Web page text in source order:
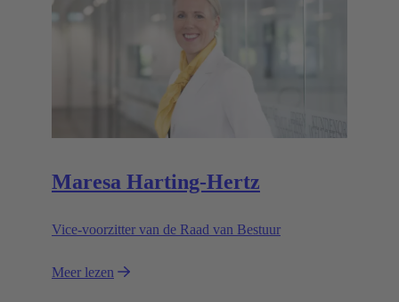
Maresa Harting-Hertz
Vice-voorzitter van de Raad van Bestuur
Meer lezen